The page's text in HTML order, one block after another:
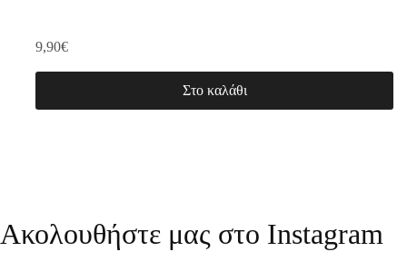
9,90€
Στο καλάθι
Ακολουθήστε μας στο Instagram